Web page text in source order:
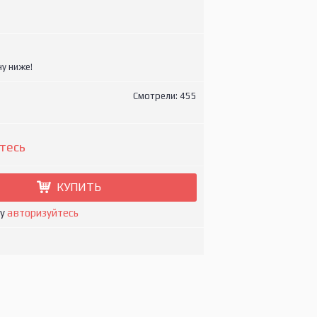
ниже!
Смотрели: 455
КУПИТЬ
авторизуйтесь